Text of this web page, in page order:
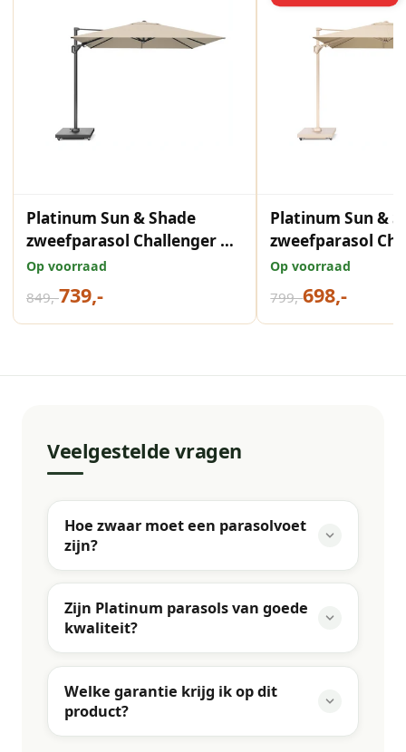
Platinum Sun & Shade
zweefparasol Challenger T¹
premium 400x300
Champagne.
Op voorraad
849,-739,-
Platinum Sun &
zweefparasol
Sandstone
Champagne
Op voorraad
799,-698,-
Veelgestelde vragen
Hoe zwaar moet een parasolvoet
zijn?
Zijn Platinum parasols van goede
kwaliteit?
Welke garantie krijg ik op dit
product?